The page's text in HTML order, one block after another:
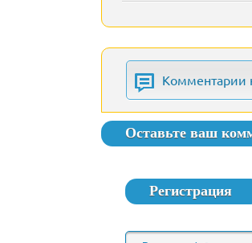
Комментарии
Оставьте ваш
Регистрация